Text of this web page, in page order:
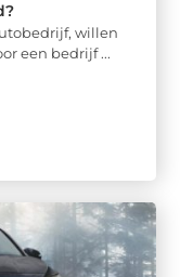
willen
een bedrijf ...